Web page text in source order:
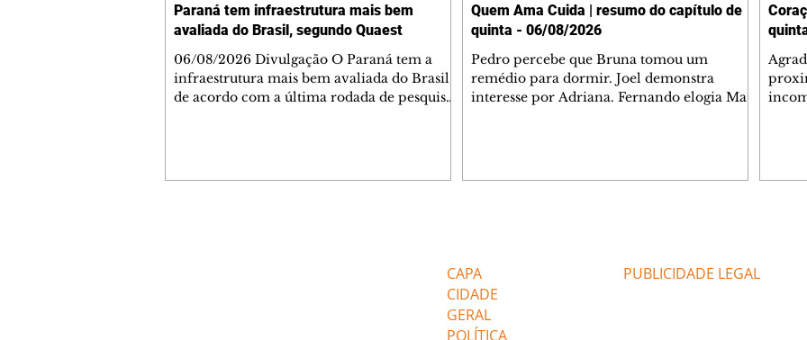
Paraná tem infraestrutura mais bem
avaliada do Brasil, segundo Quaest
06/08/2026 Divulgação O Paraná tem a
infraestrutura mais bem avaliada do Brasil,
de acordo com a última rodada de pesquisas
Quem Ama Cuida | resumo do capítulo de
quinta - 06/08/2026
Pedro percebe que Bruna tomou um
remédio para dormir. Joel demonstra
interesse por Adriana. Fernando elogia Mau
restaurante. Otoniel se depara com o
retrato de Franc
CAPA
CIDADE
GERAL
POLÍTICA
PUBLICIDADE LEGAL